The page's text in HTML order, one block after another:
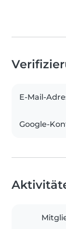
E-Mail-
Google-